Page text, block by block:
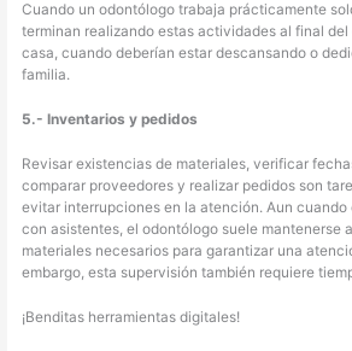
Cuando un odontólogo trabaja prácticamente
terminan realizando estas actividades al final
casa, cuando deberían estar descansando o
familia.
5.- Inventarios y pedidos
Revisar existencias de materiales, verificar
comparar proveedores y realizar pedidos son
evitar interrupciones en la atención. Aun
con asistentes, el odontólogo suele mantenerse
materiales necesarios para garantizar una
embargo, esta supervisión también requiere
¡Benditas herramientas digitales!